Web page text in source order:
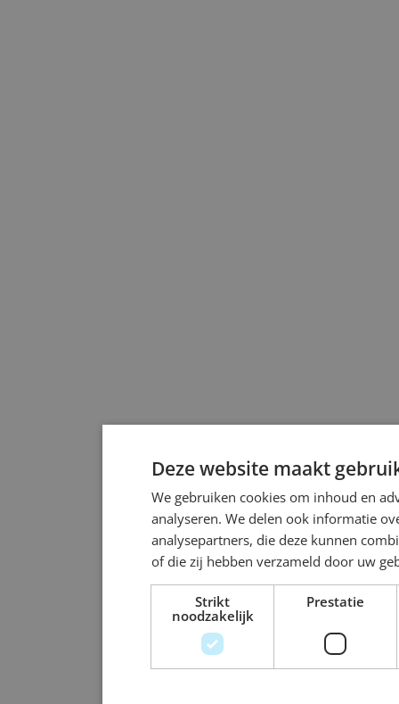
Deze website maakt
We gebruiken cookies om inhoud en
analyseren. We delen ook informatie
analysepartners, die deze kunnen
of die zij hebben verzameld door uw
Strikt
noodzakelijk
Prestatie